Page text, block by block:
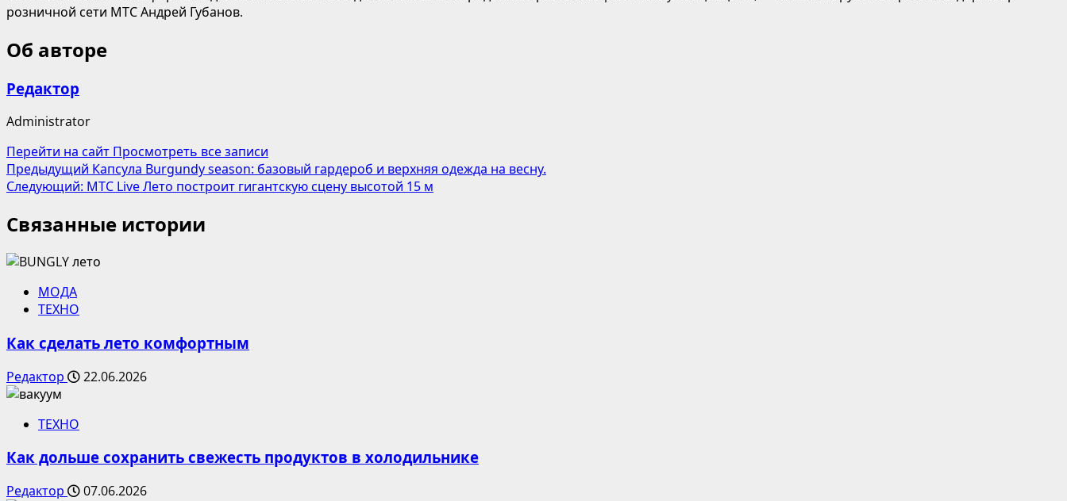
розничной сети МТС Андрей Губанов.
Об авторе
Редактор
Administrator
Перейти на сайт Просмотреть все записи
Навигация
записи
Предыдущий Капсула Burgundy season: базовый гардероб и верхняя одежда на весну.
Следующий: МТС Live Лето построит гигантскую сцену высотой 15 м
Связанные истории
МОДА
ТЕХНО
Как сделать лето комфортным
Редактор 22.06.2026
ТЕХНО
Как дольше сохранить свежесть продуктов в холодильнике
Редактор 07.06.2026